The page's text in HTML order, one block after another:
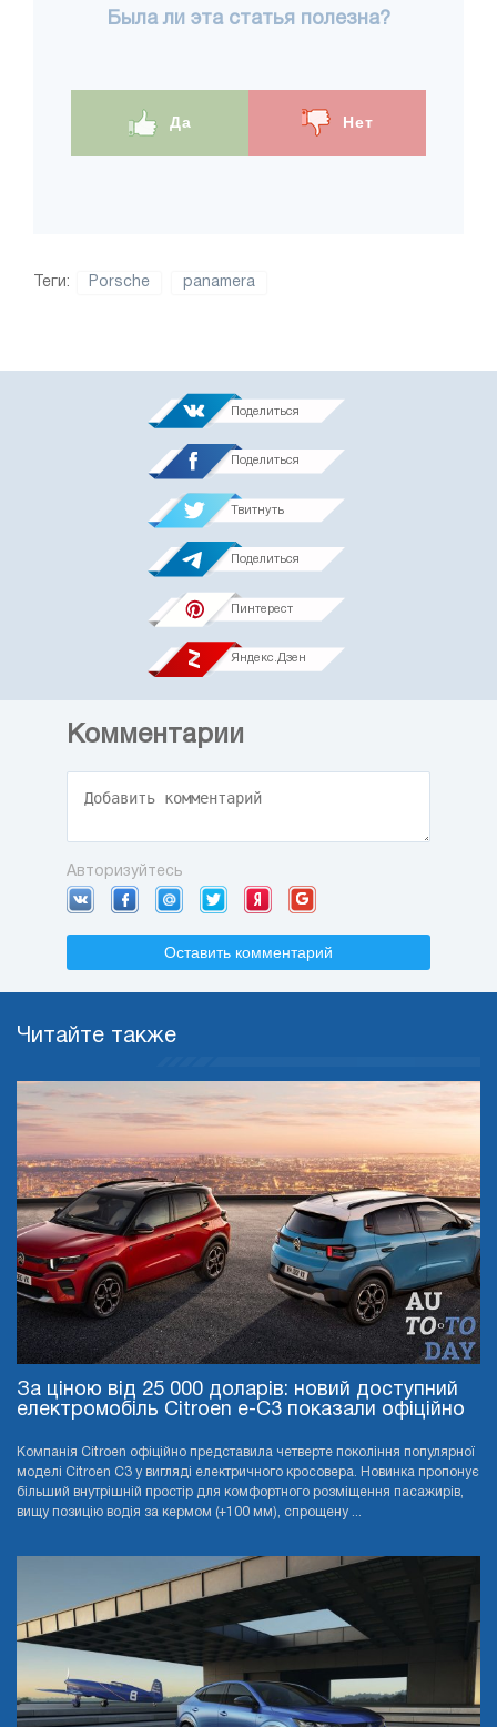
Была ли эта статья полезна?
Да Нет
Теги: Porsche panamera
Поделиться
Поделиться
Твитнуть
Поделиться
Пинтерест
Яндекс.Дзен
Комментарии
Авторизуйтесь
Оставить комментарий
Читайте также
За ціною від 25 000 доларів: новий доступний
електромобіль Citroen e-C3 показали офіційно
Компанія Citroen офіційно представила четверте покоління популярної
моделі Citroen C3 у вигляді електричного кросовера. Новинка пропонує
більший внутрішній простір для комфортного розміщення пасажирів,
вищу позицію водія за кермом (+100 мм), спрощену ...